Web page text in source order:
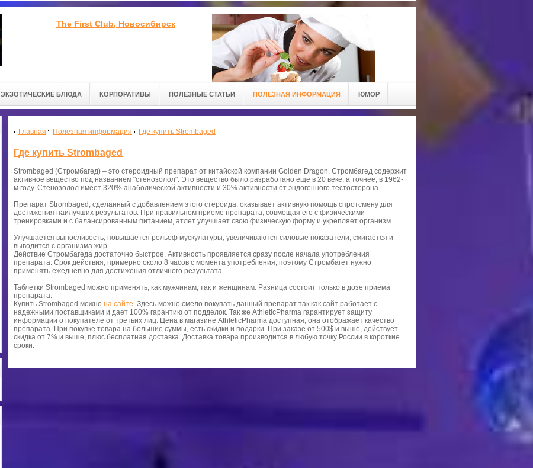
The First Club, Новосибирск
ЭКЗОТИЧЕСКИЕ БЛЮДА КОРПОРАТИВЫ ПОЛЕЗНЫЕ СТАТЬИ ПОЛЕЗНАЯ ИНФОРМАЦИЯ ЮМОР
Главная Полезная информация Где купить Strombaged
Где купить Strombaged
Strombaged (Стромбагед) – это стероидный препарат от китайской компании Golden Dragon. Стромбагед содержит
активное вещество под названием "стенозолол". Это вещество было разработано еще в 20 веке, а точнее, в 1962-
м году. Стенозолол имеет 320% анаболической активности и 30% активности от эндогенного тестостерона.
Препарат Strombaged, сделанный с добавлением этого стероида, оказывает активную помощь спротсмену для
достижения наилучших результатов. При правильном приеме препарата, совмещая его с физическими
тренировками и с балансированным питанием, атлет улучшает свою физическую форму и укрепляет организм.
Улучшается выносливость, повышается рельеф мускулатуры, увеличиваются силовые показатели, сжигается и
выводится с организма жир.
Действие Стромбагеда достаточно быстрое. Активность проявляется сразу после начала употребления
препарата. Срок действия, примерно около 8 часов с момента употребления, поэтому Стромбагет нужно
применять ежедневно для достижения отличного результата.
Таблетки Strombaged можно применять, как мужчинам, так и женщинам. Разница состоит только в дозе приема
препарата.
Купить Strombaged можно на сайте. Здесь можно смело покупать данный препарат так как сайт работает с
надежными поставщиками и дает 100% гарантию от подделок. Так же AthleticPharma гарантирует защиту
информации о покупателе от третьих лиц. Цена в магазине AthleticPharma доступная, она отображает качество
препарата. При покупке товара на большие суммы, есть скидки и подарки. При заказе от 500$ и выше, действует
скидка от 7% и выше, плюс бесплатная доставка. Доставка товара производится в любую точку России в короткие
сроки.